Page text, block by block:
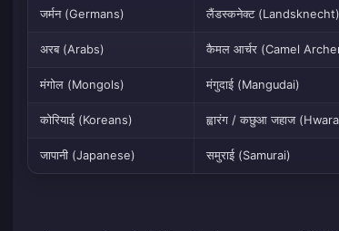
जर्मन (Germans) लैंडस्कनेक्ट (Landsknecht)
अरब (Arabs) कैमल आर्चर (Camel
मंगोल (Mongols) मंगुदाई (Mangudai)
कोरियाई (Koreans) ह्वारंग / कछुआ जहाज
जापानी (Japanese) समुराई (Samurai)